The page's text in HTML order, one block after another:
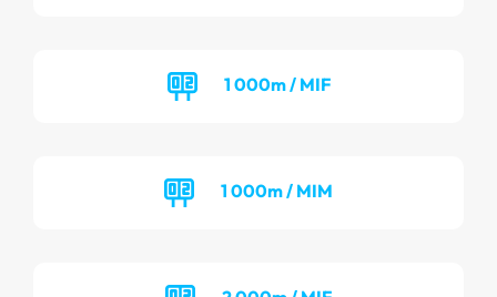
1 000m / MIF
1 000m / MIM